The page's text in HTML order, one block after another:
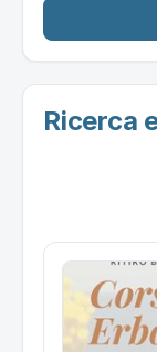
Ricerca